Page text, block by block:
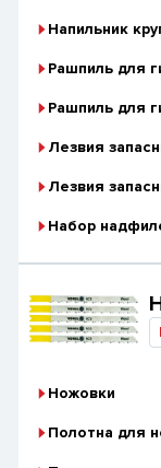
Напильник
Рашпиль для
Рашпиль для
Лезвия
Лезвия
Набор
Ножовки
Полотна для